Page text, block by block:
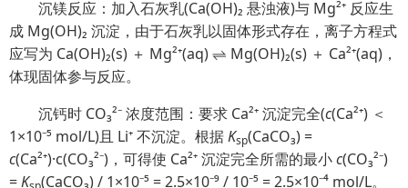
沉镁反应：加入石灰乳(Ca(OH)₂ 悬浊液)与 Mg²⁺ 反应生
成 Mg(OH)₂ 沉淀，由于石灰乳以固体形式存在，离子方程式
应写为 Ca(OH)₂(s) ＋ Mg²⁺(aq) ⇌ Mg(OH)₂(s) ＋ Ca²⁺(aq)，
体现固体参与反应。
沉钙时 CO₃²⁻ 浓度范围：要求 Ca²⁺ 沉淀完全(c(Ca²⁺) ＜
1×10⁻⁵ mol/L)且 Li⁺ 不沉淀。根据Ksp(CaCO₃) =
c(Ca²⁺)·c(CO₃²⁻)，可得使 Ca²⁺ 沉淀完全所需的最小c(CO₃²⁻)
=K (CaCO₃) / 1×10⁻⁵ = 2.5×10⁻⁹ / 10⁻⁵ = 2.5×10⁻⁴ mol/L。